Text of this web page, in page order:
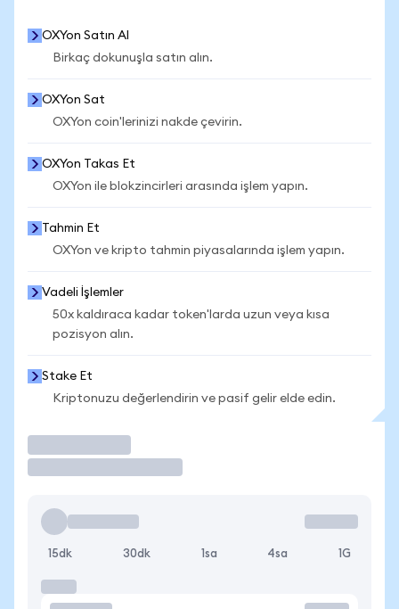
OXYon Satın Al
Birkaç dokunuşla satın alın.
OXYon Sat
OXYon coin'lerinizi nakde çevirin.
OXYon Takas Et
OXYon ile blokzincirleri arasında işlem yapın.
Tahmin Et
OXYon ve kripto tahmin piyasalarında işlem yapın.
Vadeli İşlemler
50x kaldıraca kadar token'larda uzun veya kısa
pozisyon alın.
Stake Et
Kriptonuzu değerlendirin ve pasif gelir elde edin.
15dk 30dk 1sa 4sa 1G